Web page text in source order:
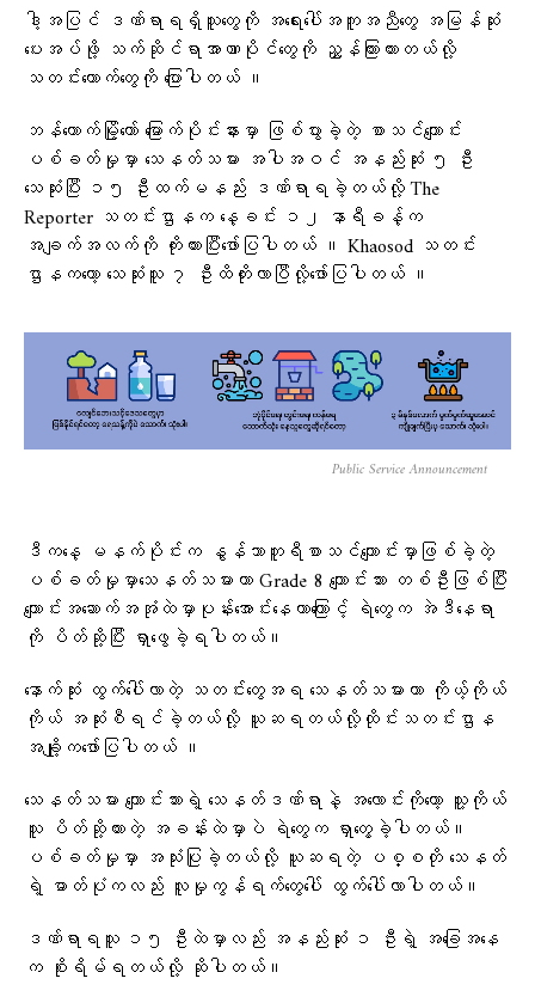
ဒါ့အပြင် ဒဏ်ရာရရှိသူ​တွေကို အရေးပေါ်အကူအညီ​တွေ အမြန်ဆုံး
ပေးအပ်ဖို့ သက်ဆိုင်ရာအာဏာပိုင်​တွေကို ညွှန်ကြားထားတယ်လို့
သတင်း​ထောက်​တွေကို ​ပြောပါတယ် ။
ဘန်ကောက်မြို့တော် မြောက်ပိုင်းနားမှာ ဖြစ်ပွားခဲ့တဲ့ စာသင်ကျောင်း
ပစ်ခတ်မှုမှာ သေနတ်သမား အပါအဝင် အနည်းဆုံး ၅ ဦး
သေဆုံးပြီး ၁၅ ဦးထက်မနည်း ဒဏ်ရာရခဲ့တယ်လို့ The
Reporter သတင်းဌာနက ​နေ့ခင်း ၁၂ နာရီခန့်က
အချက်အလက်ကို ကိုးကားပြီး​ဖော်ပြပါတယ် ။ Khaosod သတင်း
ဌာနက​​တော့ ​သေဆုံးသူ ၇ ဦးထိတိုးလာပြီလို့​ဖော်ပြပါတယ် ။
Public Service Announcement
ဒီက​​နေ့ မနက်ပိုင်းက နွန်သာဘူရီစာသင်ကျောင်းမှာဖြစ်ခဲ့တဲ့
ပစ်ခတ်မှုမှာသေနတ်သမားဟာ Grade 8 ကျောင်းသား တစ်ဦးဖြစ်ပြီး
ကျောင်းအဆောက်အအုံထဲမှာပုန်းအောင်းနေတာကြောင့် ရဲတွေက အဲဒီနေရာ
ကို ပိတ်ဆို့ပြီး ရှာဖွေခဲ့ရပါတယ်။
နောက်ဆုံး ထွက်ပေါ်လာတဲ့ သတင်းတွေအရ သေနတ်သမားဟာ ကိုယ့်ကိုယ်
ကိုယ် အဆုံးစီရင်ခဲ့တယ်လို့ ယူဆရတယ်လို့​ထိုင်းသတင်းဌာန
အချို့က​ဖော်ပြပါတယ် ။
သေနတ်သမား ကျောင်းသားရဲ့ သေနတ်ဒဏ်ရာနဲ့ အလောင်းကိုတော့ သူ့ကိုယ်
သူ ပိတ်ဆို့ထားတဲ့ အခန်းထဲမှာပဲ ရဲတွေက ရှာတွေ့ခဲ့ပါတယ်။
ပစ်ခတ်မှုမှာ အသုံးပြုခဲ့တယ်လို့ ယူဆရတဲ့ ပစ္စတို သေနတ်
ရဲ့ ဓာတ်ပုံကလည်း လူမှုကွန်ရက်တွေပေါ် ထွက်ပေါ်လာပါတယ်။
ဒဏ်ရာရသူ ၁၅ ဦးထဲမှာလည်း အနည်းဆုံး ၁ ဦးရဲ့ အခြေအနေ
က စိုးရိမ်ရတယ်လို့ ဆိုပါတယ်။